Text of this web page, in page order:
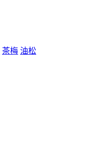
茶梅 油松